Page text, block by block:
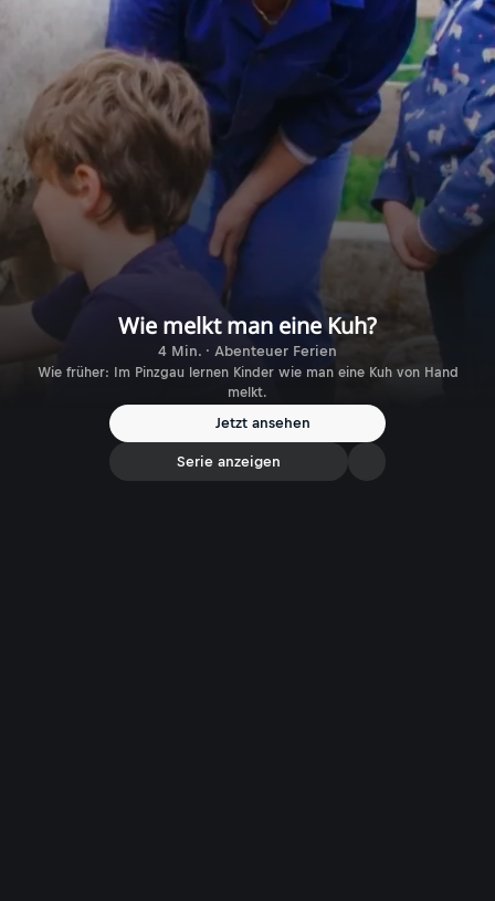
Wie melkt man eine Kuh?
4 Min. · Abenteuer Ferien
Wie früher: Im Pinzgau lernen Kinder wie man eine Kuh von Hand
melkt.
Jetzt ansehen
Serie anzeigen